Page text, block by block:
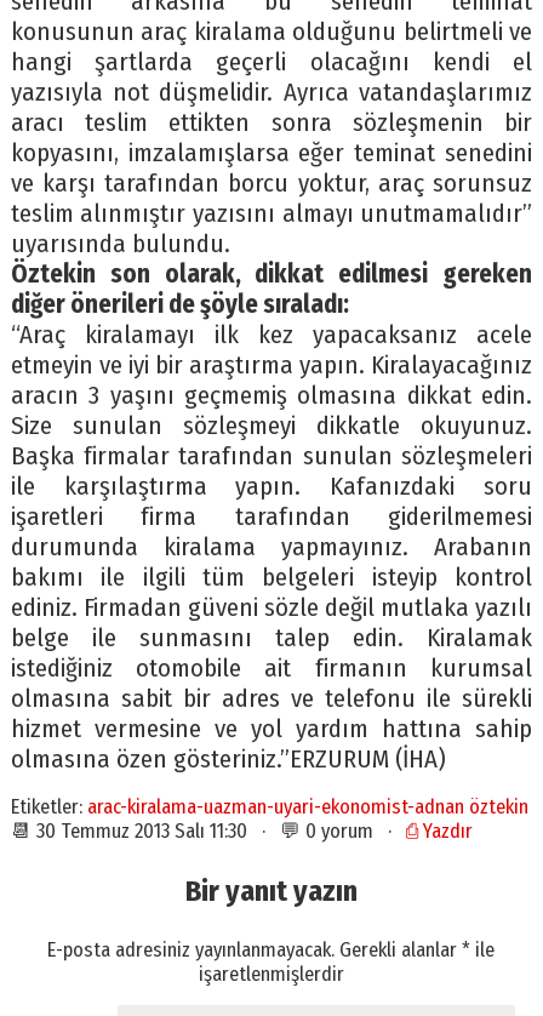
konusunun araç kiralama olduğunu belirtmeli ve
hangi şartlarda geçerli olacağını kendi el
yazısıyla not düşmelidir. Ayrıca vatandaşlarımız
aracı teslim ettikten sonra sözleşmenin bir
kopyasını, imzalamışlarsa eğer teminat senedini
ve karşı tarafından borcu yoktur, araç sorunsuz
teslim alınmıştır yazısını almayı unutmamalıdır”
uyarısında bulundu.
Öztekin son olarak, dikkat edilmesi gereken
diğer önerileri de şöyle sıraladı:
“Araç kiralamayı ilk kez yapacaksanız acele
etmeyin ve iyi bir araştırma yapın. Kiralayacağınız
aracın 3 yaşını geçmemiş olmasına dikkat edin.
Size sunulan sözleşmeyi dikkatle okuyunuz.
Başka firmalar tarafından sunulan sözleşmeleri
ile karşılaştırma yapın. Kafanızdaki soru
işaretleri firma tarafından giderilmemesi
durumunda kiralama yapmayınız. Arabanın
bakımı ile ilgili tüm belgeleri isteyip kontrol
ediniz. Firmadan güveni sözle değil mutlaka yazılı
belge ile sunmasını talep edin. Kiralamak
istediğiniz otomobile ait firmanın kurumsal
olmasına sabit bir adres ve telefonu ile sürekli
hizmet vermesine ve yol yardım hattına sahip
olmasına özen gösteriniz.”ERZURUM (İHA)
Etiketler: arac-kiralama-uazman-uyari-ekonomist-adnan öztekin
📆 30 Temmuz 2013 Salı 11:30 · 💬 0 yorum · ⎙ Yazdır
Bir yanıt yazın
E-posta adresiniz yayınlanmayacak. Gerekli alanlar* ile
işaretlenmişlerdir